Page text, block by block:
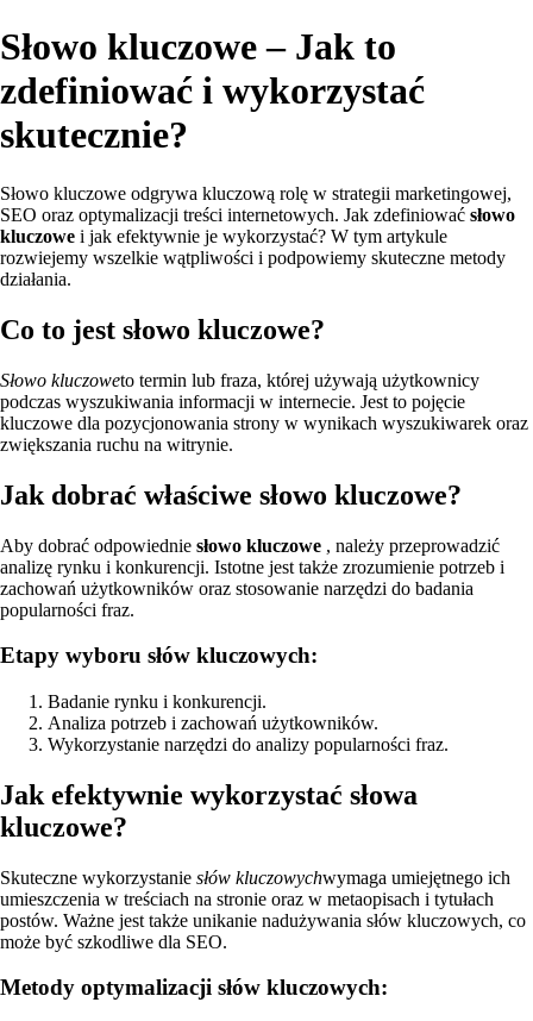
Słowo kluczowe – Jak to
zdefiniować i wykorzystać
skutecznie?
Słowo kluczowe odgrywa kluczową rolę w strategii marketingowej,
SEO oraz optymalizacji treści internetowych. Jak zdefiniować słowo
kluczowe i jak efektywnie je wykorzystać? W tym artykule
rozwiejemy wszelkie wątpliwości i podpowiemy skuteczne metody
działania.
Co to jest słowo kluczowe?
Słowo kluczoweto termin lub fraza, której używają użytkownicy
podczas wyszukiwania informacji w internecie. Jest to pojęcie
kluczowe dla pozycjonowania strony w wynikach wyszukiwarek oraz
zwiększania ruchu na witrynie.
Jak dobrać właściwe słowo kluczowe?
Aby dobrać odpowiednie słowo kluczowe , należy przeprowadzić
analizę rynku i konkurencji. Istotne jest także zrozumienie potrzeb i
zachowań użytkowników oraz stosowanie narzędzi do badania
popularności fraz.
Etapy wyboru słów kluczowych:
Badanie rynku i konkurencji.
Analiza potrzeb i zachowań użytkowników.
Wykorzystanie narzędzi do analizy popularności fraz.
Jak efektywnie wykorzystać słowa
kluczowe?
Skuteczne wykorzystanie słów kluczowychwymaga umiejętnego ich
umieszczenia w treściach na stronie oraz w metaopisach i tytułach
postów. Ważne jest także unikanie nadużywania słów kluczowych, co
może być szkodliwe dla SEO.
Metody optymalizacji słów kluczowych: